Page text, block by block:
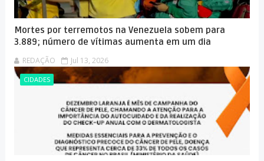
Mortes por terremotos na Venezuela sobem para
3.889; número de vítimas aumenta em um dia
REDAÇÃO Jul 13, 2026
CIDADES